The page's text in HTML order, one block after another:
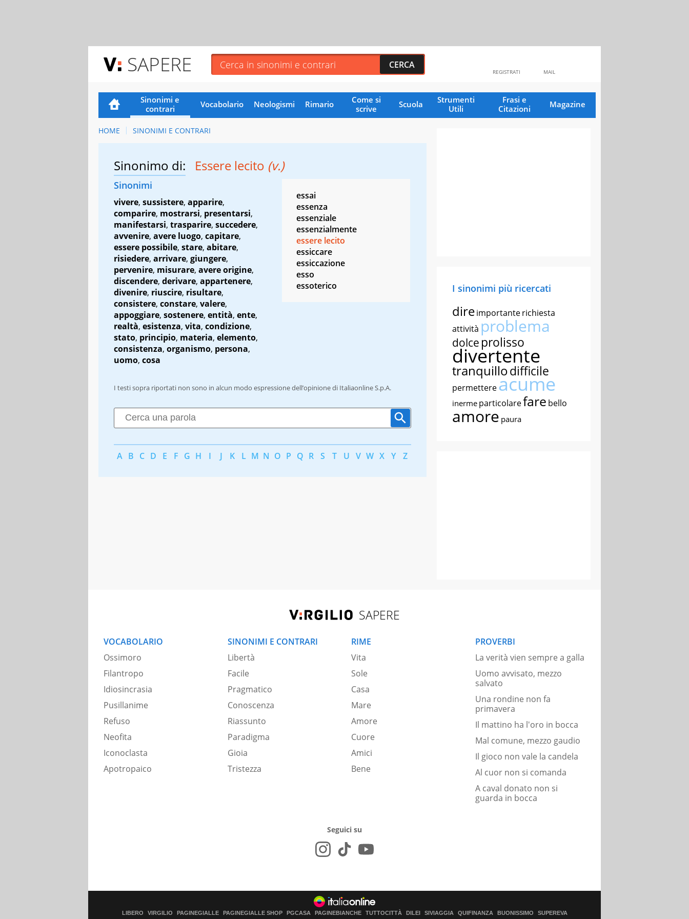
SAPERE MAIL
REGISTRATI
Sinonimi e
contrari
Vocabolario Neologismi Rimario
Come si
scrive
Scuola
Strumenti
Utili
Frasi e
Citazioni
Magazine
HOME SINONIMI E CONTRARI
Sinonimo di: Essere lecito (v.)
Sinonimi
vivere, sussistere, apparire,
comparire, mostrarsi, presentarsi,
manifestarsi, trasparire, succedere,
avvenire, avere luogo, capitare,
essere possibile, stare, abitare,
risiedere, arrivare, giungere,
pervenire, misurare, avere origine,
discendere, derivare, appartenere,
divenire, riuscire, risultare,
consistere, constare, valere,
appoggiare, sostenere, entità, ente,
realtà, esistenza, vita, condizione,
stato, principio, materia, elemento,
consistenza, organismo, persona,
uomo, cosa
essai
essenza
essenziale
essenzialmente
essere lecito
essiccare
essiccazione
esso
essoterico
I testi sopra riportati non sono in alcun modo espressione dell’opinione di Italiaonline S.p.A.
A B C D E F G H I J K L M N O P Q R S T U V W X Y Z
I sinonimi più ricercati
direimportanterichiesta
attività problema
dolce prolisso
divertente
tranquillodifficile
permettereacume
inerme particolarefare bello
amore paura
SAPERE
VOCABOLARIO
Ossimoro
Filantropo
Idiosincrasia
Pusillanime
Refuso
Neofita
Iconoclasta
Apotropaico
SINONIMI E CONTRARI
Libertà
Facile
Pragmatico
Conoscenza
Riassunto
Paradigma
Gioia
Tristezza
RIME
Vita
Sole
Casa
Mare
Amore
Cuore
Amici
Bene
PROVERBI
La verità vien sempre a galla
Uomo avvisato, mezzo
salvato
Una rondine non fa
primavera
Il mattino ha l'oro in bocca
Mal comune, mezzo gaudio
Il gioco non vale la candela
Al cuor non si comanda
A caval donato non si
guarda in bocca
Seguici su
LIBERO VIRGILIO PAGINEGIALLE PAGINEGIALLE SHOP PGCASA PAGINEBIANCHE TUTTOCITTÀ DILEI SIVIAGGIA QUIFINANZA BUONISSIMO SUPEREVA